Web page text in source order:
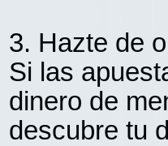
3. Hazte de
Si las
dinero de
descubre tu